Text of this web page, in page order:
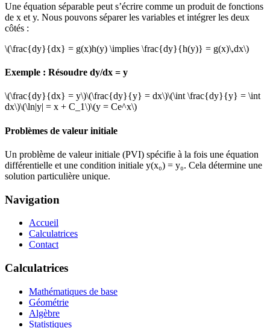
Une équation séparable peut s’écrire comme un produit de fonctions
de x et y. Nous pouvons séparer les variables et intégrer les deux
côtés :
\(\frac{dy}{dx} = g(x)h(y) \implies \frac{dy}{h(y)} = g(x)\,dx\)
Exemple : Résoudre dy/dx = y
\(\frac{dy}{dx} = y\)\(\frac{dy}{y} = dx\)\(\int \frac{dy}{y} = \int
dx\)\(\ln|y| = x + C_1\)\(y = Ce^x\)
Problèmes de valeur initiale
Un problème de valeur initiale (PVI) spécifie à la fois une équation
différentielle et une condition initiale y(x₀) = y₀. Cela détermine une
solution particulière unique.
Navigation
Accueil
Calculatrices
Contact
Calculatrices
Mathématiques de base
Géométrie
Algèbre
Statistiques